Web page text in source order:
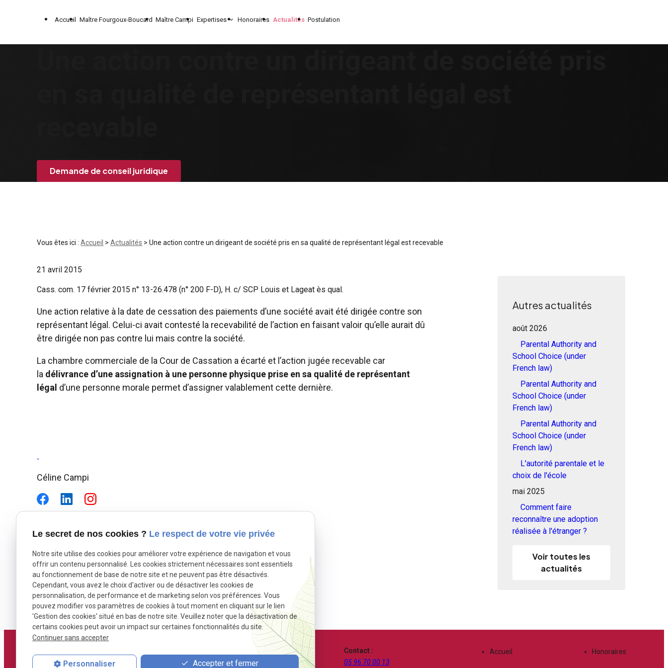
Accueil Maître Fourgoux-Boucard Maître Campi Expertises Honoraires Actualités Postulation
Demande de conseil juridique
Vous êtes ici : Accueil >Actualités > Une action contre un dirigeant de société pris en sa qualité de représentant légal est recevable
21 avril 2015
Cass. com. 17 février 2015 n° 13-26.478 (n° 200 F-D), H. c/ SCP Louis et Lageat ès qual.
Une action relative à la date de cessation des paiements d’une société avait été dirigée contre son
représentant légal. Celui-ci avait contesté la recevabilité de l’action en faisant valoir qu’elle aurait dû
être dirigée non pas contre lui mais contre la société.
La chambre commerciale de la Cour de Cassation a écarté et l’action jugée recevable car
la délivrance d’une assignation à une personne physique prise en sa qualité de représentant
légal d’une personne morale permet d’assigner valablement cette dernière.
Céline Campi
Autres actualités
août 2026
Parental Authority and
School Choice (under
French law)
Parental Authority and
School Choice (under
French law)
Parental Authority and
School Choice (under
French law)
L'autorité parentale et le
choix de l'école
mai 2025
Comment faire
reconnaître une adoption
réalisée à l'étranger ?
Voir toutes les
actualités
6 Route de Didier
Contact :
05 96 70 00 13
Accueil Honoraires
Le secret de nos cookies ? Le respect de votre vie privée
Notre site utilise des cookies pour améliorer votre expérience de navigation et vous
offrir un contenu personnalisé. Les cookies strictement nécessaires sont essentiels
au fonctionnement de base de notre site et ne peuvent pas être désactivés.
Cependant, vous avez le choix d'activer ou de désactiver les cookies de
personnalisation, de performance et de marketing selon vos préférences. Vous
pouvez modifier vos paramètres de cookies à tout moment en cliquant sur le lien
'Gestion des cookies' situé en bas de notre site. Veuillez noter que la désactivation de
certains cookies peut avoir un impact sur certaines fonctionnalités du site.
Continuer sans accepter
Personnaliser Accepter et fermer